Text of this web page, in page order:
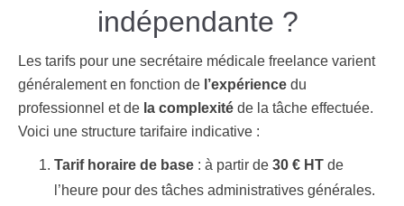
indépendante ?
Les tarifs pour une secrétaire médicale freelance varient
généralement en fonction de l’expérience du
professionnel et de la complexité de la tâche effectuée.
Voici une structure tarifaire indicative :
Tarif horaire de base : à partir de 30 € HT de
l’heure pour des tâches administratives générales.